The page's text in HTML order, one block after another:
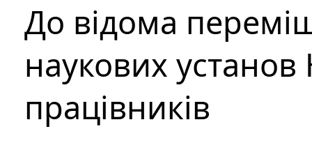
До відома
наукових установ
працівників